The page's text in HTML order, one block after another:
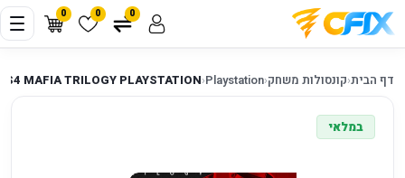
0 0 0
דף הבית‹קונסולות משחק‹
Playstation
‹
MAFIA TRILOGY PLAYSTATION
במלאי